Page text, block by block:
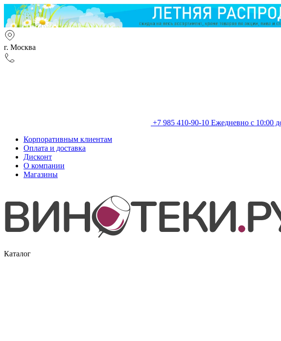
г. Москва
+7 985 410-90-10 Ежедневно с 10:00
Корпоративным клиентам
Оплата и доставка
Дисконт
О компании
Магазины
Каталог